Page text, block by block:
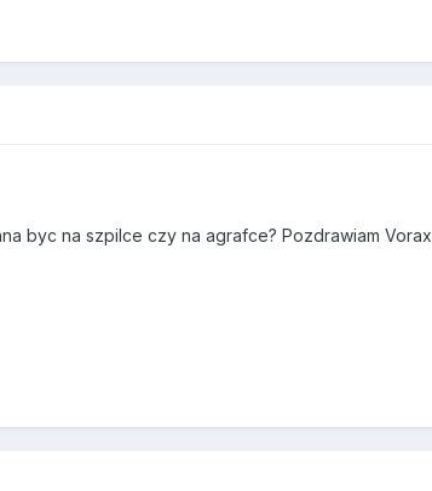
byc na szpilce czy na agrafce? Pozdrawiam Vorax